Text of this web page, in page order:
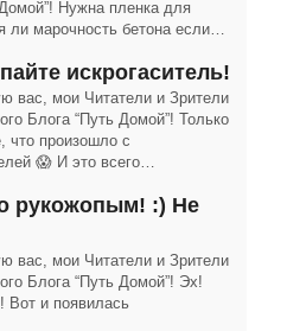
Нужна пленка для
ли марочность бетона если…
искрогаситель!
вас, мои Читатели и Зрители
Блога “Путь Домой”! Только
что произошло с
😱 И это всего…
рукожопым! :) Не
вас, мои Читатели и Зрители
Блога “Путь Домой”! Эх!
Вот и появилась